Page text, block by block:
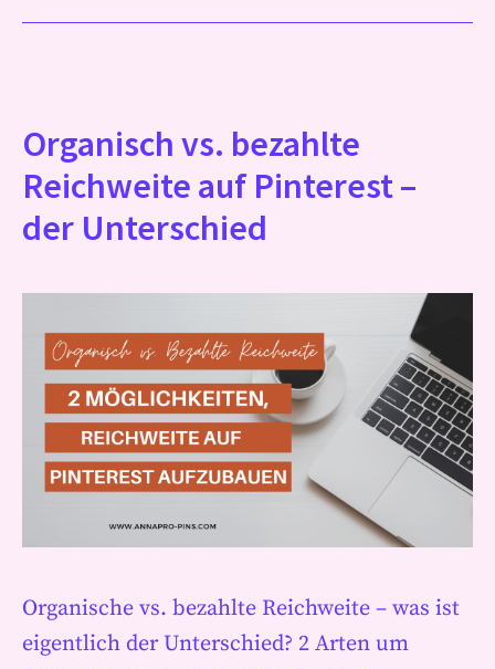
Organisch vs. bezahlte
Reichweite auf Pinterest –
der Unterschied
Organische vs. bezahlte Reichweite – was ist
eigentlich der Unterschied? 2 Arten um